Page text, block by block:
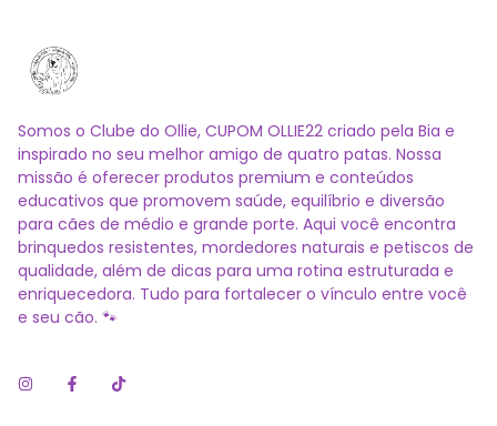
Somos o Clube do Ollie, CUPOM OLLIE22 criado pela Bia e
inspirado no seu melhor amigo de quatro patas. Nossa
missão é oferecer produtos premium e conteúdos
educativos que promovem saúde, equilíbrio e diversão
para cães de médio e grande porte. Aqui você encontra
brinquedos resistentes, mordedores naturais e petiscos de
qualidade, além de dicas para uma rotina estruturada e
enriquecedora. Tudo para fortalecer o vínculo entre você
e seu cão. 🐾